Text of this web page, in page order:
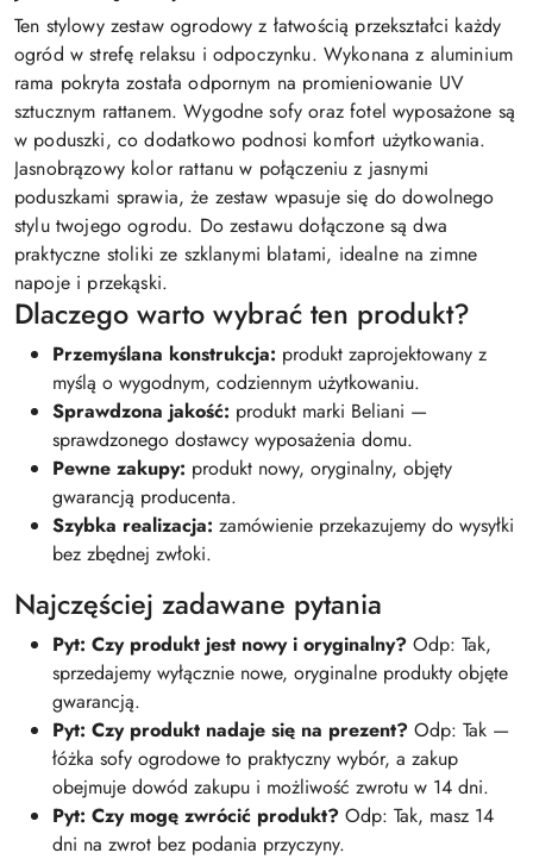
Ten stylowy zestaw ogrodowy z łatwością przekształci każdy
ogród w strefę relaksu i odpoczynku. Wykonana z aluminium
rama pokryta została odpornym na promieniowanie UV
sztucznym rattanem. Wygodne sofy oraz fotel wyposażone są
w poduszki, co dodatkowo podnosi komfort użytkowania.
Jasnobrązowy kolor rattanu w połączeniu z jasnymi
poduszkami sprawia, że zestaw wpasuje się do dowolnego
stylu twojego ogrodu. Do zestawu dołączone są dwa
praktyczne stoliki ze szklanymi blatami, idealne na zimne
napoje i przekąski.
Dlaczego warto wybrać ten produkt?
Przemyślana konstrukcja: produkt zaprojektowany z
myślą o wygodnym, codziennym użytkowaniu.
Sprawdzona jakość: produkt marki Beliani —
sprawdzonego dostawcy wyposażenia domu.
Pewne zakupy: produkt nowy, oryginalny, objęty
gwarancją producenta.
Szybka realizacja: zamówienie przekazujemy do wysyłki
bez zbędnej zwłoki.
Najczęściej zadawane pytania
Pyt: Czy produkt jest nowy i oryginalny? Odp: Tak,
sprzedajemy wyłącznie nowe, oryginalne produkty objęte
gwarancją.
Pyt: Czy produkt nadaje się na prezent? Odp: Tak —
łóżka sofy ogrodowe to praktyczny wybór, a zakup
obejmuje dowód zakupu i możliwość zwrotu w 14 dni.
Pyt: Czy mogę zwrócić produkt? Odp: Tak, masz 14
dni na zwrot bez podania przyczyny.